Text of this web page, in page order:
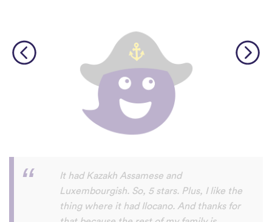
I love this app! I am learning Serbian,
which is a relatively rare language on
language apps but I’m blown away by how
I feel like each language has a lot of care
given to it. I love that native speakers are
used instead of a stupid AI voice or